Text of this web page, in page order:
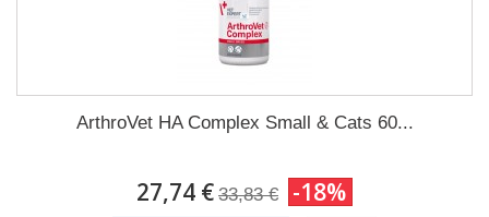
ArthroVet HA Complex Small & Cats 60...
27,74 € 33,83 € -18%